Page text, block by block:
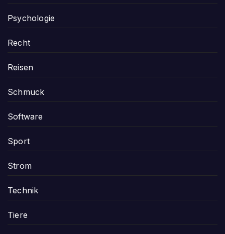
Psychologie
Recht
Reisen
Schmuck
Software
Sport
Strom
Technik
Tiere